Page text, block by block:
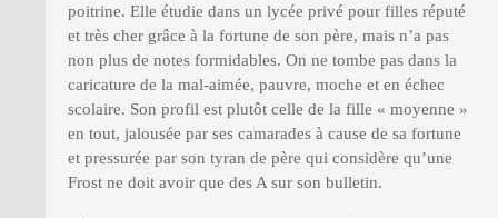
poitrine. Elle étudie dans un lycée privé pour filles réputé
et très cher grâce à la fortune de son père, mais n’a pas
non plus de notes formidables. On ne tombe pas dans la
caricature de la mal-aimée, pauvre, moche et en échec
scolaire. Son profil est plutôt celle de la fille « moyenne »
en tout, jalousée par ses camarades à cause de sa fortune
et pressurée par son tyran de père qui considère qu’une
Frost ne doit avoir que des A sur son bulletin.